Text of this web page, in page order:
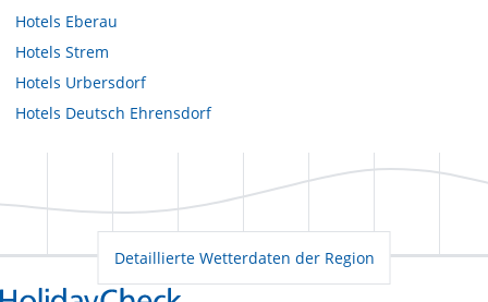
Hotels Eberau
Hotels Strem
Hotels Urbersdorf
Hotels Deutsch Ehrensdorf
Detaillierte Wetterdaten der Region